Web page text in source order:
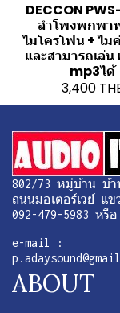
DECCON
ลำโพงพกพา
ไมโครโฟน + ไม
และสามารถเล่
mp3ได้
3,400
802/73 หมู่บ้าน บ้า
ถนนมอเตอร์เวย์ แข
092-479-5983 หรื
e-mail :
ABOUT